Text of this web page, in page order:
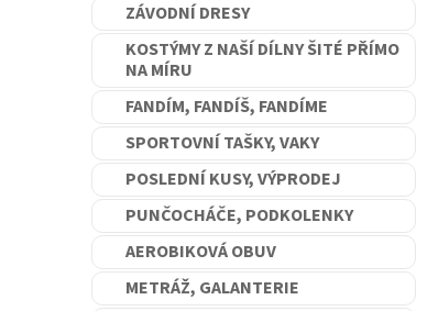
ZÁVODNÍ DRESY
KOSTÝMY Z NAŠÍ DÍLNY ŠITÉ PŘÍMO
NA MÍRU
FANDÍM, FANDÍŠ, FANDÍME
SPORTOVNÍ TAŠKY, VAKY
POSLEDNÍ KUSY, VÝPRODEJ
PUNČOCHÁČE, PODKOLENKY
AEROBIKOVÁ OBUV
METRÁŽ, GALANTERIE